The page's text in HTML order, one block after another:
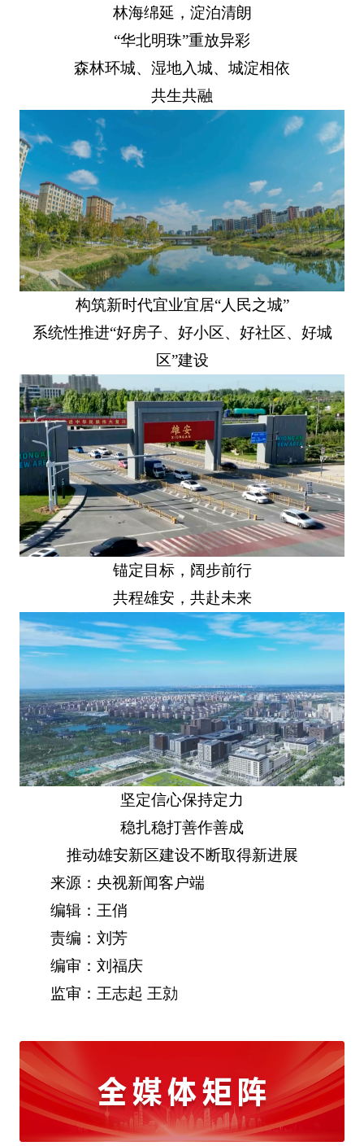
林海绵延，淀泊清朗
“华北明珠”重放异彩
森林环城、湿地入城、城淀相依
共生共融
构筑新时代宜业宜居“人民之城”
系统性推进“好房子、好小区、好社区、好城
区”建设
锚定目标，阔步前行
共程雄安，共赴未来
坚定信心保持定力
稳扎稳打善作善成
推动雄安新区建设不断取得新进展
来源：央视新闻客户端
编辑：王俏
责编：刘芳
编审：刘福庆
监审：王志起 王勍